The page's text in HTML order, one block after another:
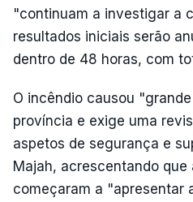
"continuam a investigar a
resultados iniciais serão
dentro de 48 horas, com
O incêndio causou
província e exige uma
aspetos de segurança e
Majah, acrescentando
começaram a "apresentar